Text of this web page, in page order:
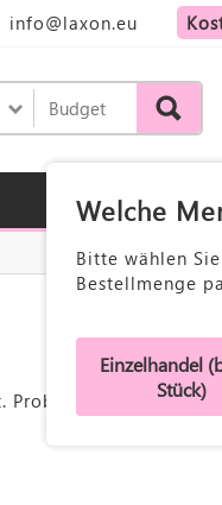
info@laxon.eu
Welche
Bitte wählen
Bestellmenge
Einzelhandel
Stück)
Sie